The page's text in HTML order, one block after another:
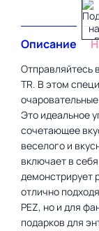
Описание
Отправляйтесь
TR. В этом
Это идеальное
сочетающее
веселого и
включает в
демонстрирует
отлично
PEZ, но и для
подарков для